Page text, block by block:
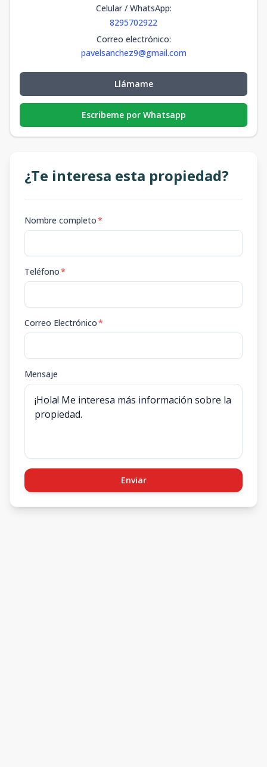
Celular / WhatsApp:
8295702922
Correo electrónico:
pavelsanchez9@gmail.com
Llámame
Escribeme por Whatsapp
¿Te interesa esta propiedad?
Nombre completo*
Teléfono*
Correo Electrónico*
Mensaje
Enviar